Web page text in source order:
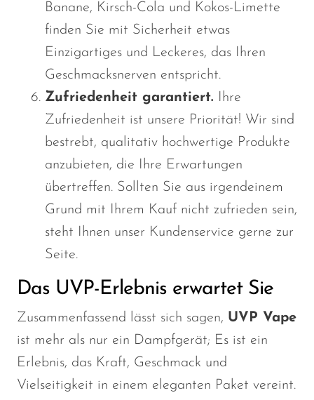
Banane, Kirsch-Cola und Kokos-Limette
finden Sie mit Sicherheit etwas
Einzigartiges und Leckeres, das Ihren
Geschmacksnerven entspricht.
Zufriedenheit garantiert. Ihre
Zufriedenheit ist unsere Priorität! Wir sind
bestrebt, qualitativ hochwertige Produkte
anzubieten, die Ihre Erwartungen
übertreffen. Sollten Sie aus irgendeinem
Grund mit Ihrem Kauf nicht zufrieden sein,
steht Ihnen unser Kundenservice gerne zur
Seite.
Das UVP-Erlebnis erwartet Sie
Zusammenfassend lässt sich sagen, UVP Vape
ist mehr als nur ein Dampfgerät; Es ist ein
Erlebnis, das Kraft, Geschmack und
Vielseitigkeit in einem eleganten Paket vereint.